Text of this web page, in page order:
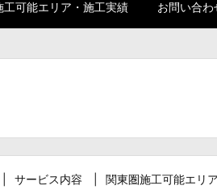
工可能エリア・施工実績 お問い合わ
サービス内容 関東圏施工可能エリ